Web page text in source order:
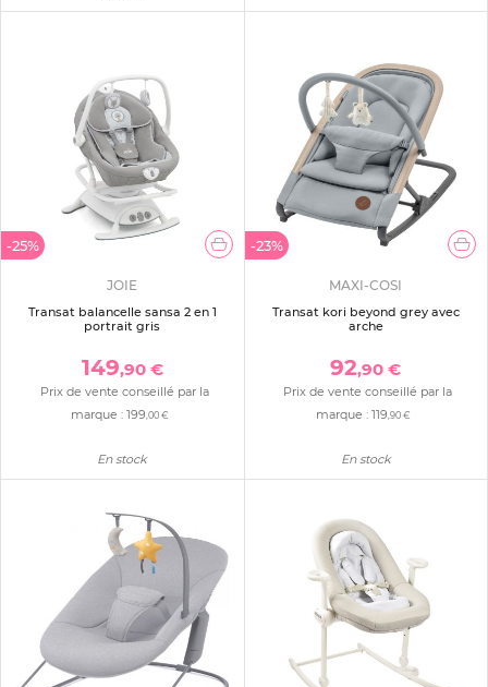
-25%
JOIE
Transat balancelle sansa 2 en 1
portrait gris
149,90 €
Prix de vente conseillé par la
marque :199 ,00 €
En stock
-23%
MAXI-COSI
Transat kori beyond grey avec
arche
92,90 €
Prix de vente conseillé par la
marque :119 ,90 €
En stock